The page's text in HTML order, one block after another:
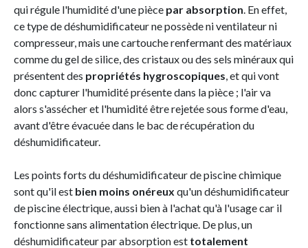
qui régule l'humidité d'une pièce par absorption . En effet,
ce type de déshumidificateur ne possède ni ventilateur ni
compresseur, mais une cartouche renfermant des matériaux
comme du gel de silice, des cristaux ou des sels minéraux qui
présentent des propriétés hygroscopiques , et qui vont
donc capturer l'humidité présente dans la pièce ; l'air va
alors s'assécher et l'humidité être rejetée sous forme d'eau,
avant d'être évacuée dans le bac de récupération du
déshumidificateur.
Les points forts du déshumidificateur de piscine chimique
sont qu'il est bien moins onéreux qu'un déshumidificateur
de piscine électrique, aussi bien à l'achat qu'à l'usage car il
fonctionne sans alimentation électrique. De plus, un
déshumidificateur par absorption est totalement